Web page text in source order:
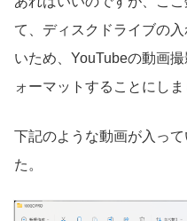
て、ディスクドライブの
いため、YouTubeの動画
ォーマットすることにしま
下記のような動画が入っ
た。